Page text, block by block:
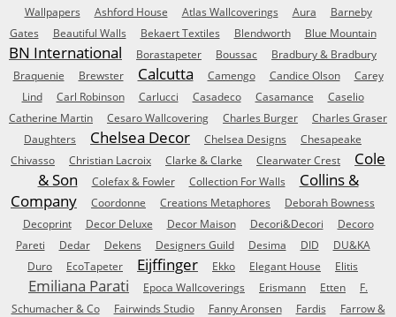
Wallpapers
Ashford House Atlas Wallcoverings Aura
Barneby
Gates
Beautiful Walls Bekaert Textiles Blendworth Blue Mountain
BN International Borastapeter Boussac
Bradbury & Bradbury
Braquenie
Brewster Calcutta Camengo Candice Olson
Carey
Lind
Carl Robinson Carlucci Casadeco Casamance
Caselio
Catherine Martin
Cesaro Wallcovering Charles Burger
Charles Graser
Daughters
Chelsea Decor Chelsea Designs
Chesapeake
Chivasso
Christian Lacroix Clarke & Clarke Clearwater Crest
Cole
& Son
Colefax & Fowler Collection For Walls
Collins &
Company
Coordonne Creations Metaphores
Deborah Bowness
Decoprint
Decor Deluxe Decor Maison Decori&Decori
Decoro
Pareti
Dedar Dekens Designers Guild Desima DID
DU&KA
Duro
EcoTapeter Eijffinger Ekko Elegant House Elitis
Emiliana Parati Epoca Wallcoverings Erismann Etten
F.
Schumacher & Co
Fairwinds Studio Fanny Aronsen Fardis
Farrow &